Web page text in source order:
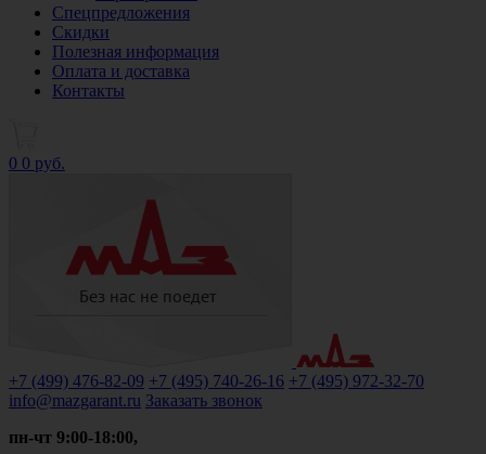
Спецпредложения
Скидки
Полезная информация
Оплата и доставка
Контакты
0 0 руб.
+7 (499) 476-82-09 +7 (495) 740-26-16 +7 (495) 972-32-70
info@mazgarant.ru Заказать звонок
пн-чт 9:00-18:00,